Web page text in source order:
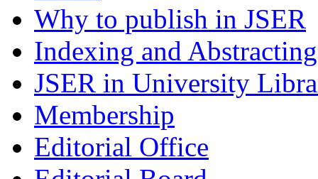
Why to publish in JSER
Indexing and Abstracting
JSER in University
Membership
Editorial Office